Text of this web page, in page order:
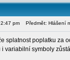
pm Předmět: Hlášení
splatnost poplatku za
variabilní symboly